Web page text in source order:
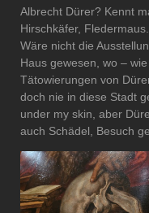
Albrecht Dürer? Kennt
Hirschkäfer, Fledermaus.
Wäre nicht die
Haus gewesen, wo –
Tätowierungen von
doch nie in diese Stadt
under my skin, aber
auch Schädel, Besuch